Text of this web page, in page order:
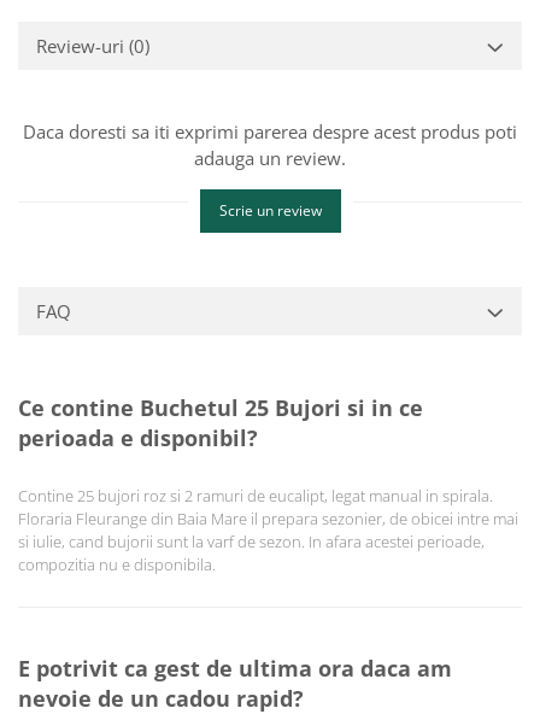
Review-uri (0)
Daca doresti sa iti exprimi parerea despre acest produs poti
adauga un review.
Scrie un review
FAQ
Ce contine Buchetul 25 Bujori si in ce
perioada e disponibil?
Contine 25 bujori roz si 2 ramuri de eucalipt, legat manual in spirala.
Floraria Fleurange din Baia Mare il prepara sezonier, de obicei intre mai
si iulie, cand bujorii sunt la varf de sezon. In afara acestei perioade,
compozitia nu e disponibila.
E potrivit ca gest de ultima ora daca am
nevoie de un cadou rapid?